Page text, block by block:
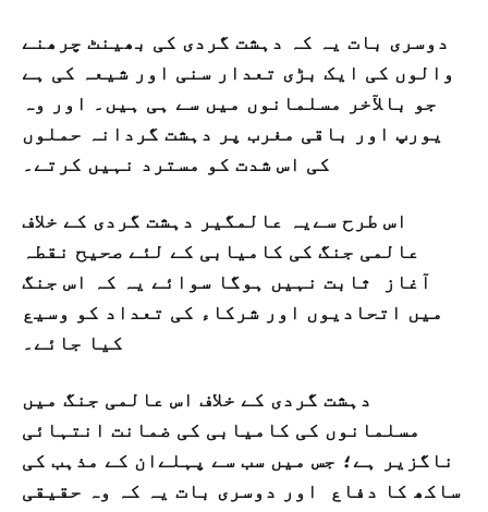
دوسری بات یہ کہ دہشت گردی کی بھینٹ چرھنے
والوں کی ایک بڑی تعدار سنی اور شیعہ کی ہے
جو بالآخر مسلمانوں میں سے ہی ہیں۔ اور وہ
یورپ اور باقی مغرب پر دہشت گردانہ حملوں
کی اس شدت کو مسترد نہیں کرتے۔
اس طرح سےیہ عالمگیر دہشت گردی کے خلاف
عالمی جنگ کی کامیابی کے لئے صحیح نقطہ
آغاز ثابت نہیں ہوگا سوائے یہ کہ اس جنگ
میں اتحادیوں اور شرکاء کی تعداد کو وسیع
کیا جائے۔
دہشت گردی کے خلاف اس عالمی جنگ میں
مسلمانوں کی کامیابی کی ضمانت انتہائی
ناگزیر ہے؛ جس میں سب سے پہلےان کے مذہب کی
ساکھ کا دفاع اور دوسری بات یہ کہ وہ حقیقی